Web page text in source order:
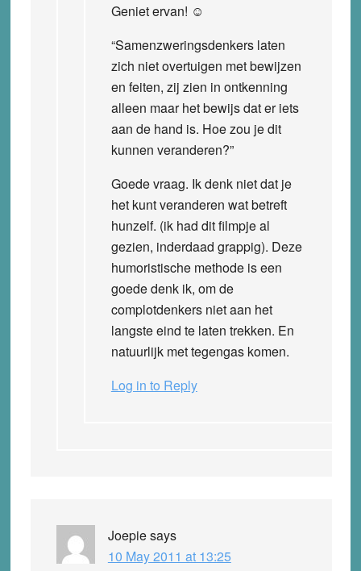
Geniet ervan! ☺
“Samenzweringsdenkers laten
zich niet overtuigen met bewijzen
en feiten, zij zien in ontkenning
alleen maar het bewijs dat er iets
aan de hand is. Hoe zou je dit
kunnen veranderen?”
Goede vraag. Ik denk niet dat je
het kunt veranderen wat betreft
hunzelf. (ik had dit filmpje al
gezien, inderdaad grappig). Deze
humoristische methode is een
goede denk ik, om de
complotdenkers niet aan het
langste eind te laten trekken. En
natuurlijk met tegengas komen.
Log in to Reply
Joepiesays
10 May 2011 at 13:25